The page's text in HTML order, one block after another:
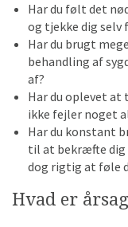
Har du følt det
og tjekke dig selv
Har du brugt
behandling af
af?
Har du oplevet at
ikke fejler noget
Har du konstant
til at bekræfte dig
dog rigtig at føle
Hvad er